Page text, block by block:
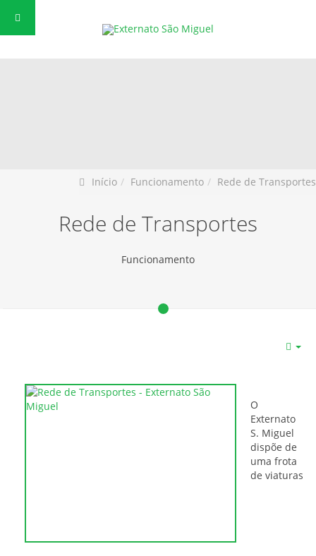
Início Funcionamento Rede de Transportes
Rede de Transportes
Funcionamento
O
Externato
S. Miguel
dispõe de
uma frota
de viaturas